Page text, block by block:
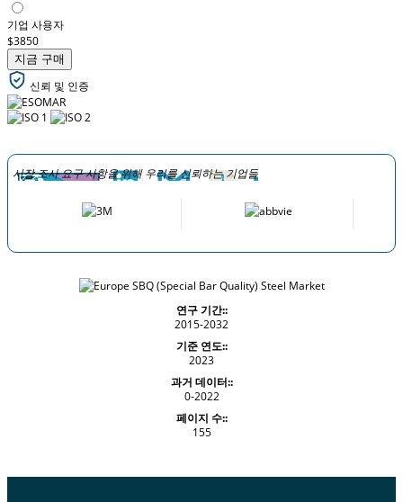
기업 사용자
$3850
지금 구매
신뢰 및 인증
시장 조사 요구 사항을 위해 우리를 신뢰하는 기업들
연구 기간::
2015-2032
기준 연도::
2023
과거 데이터::
0-2022
페이지 수::
155